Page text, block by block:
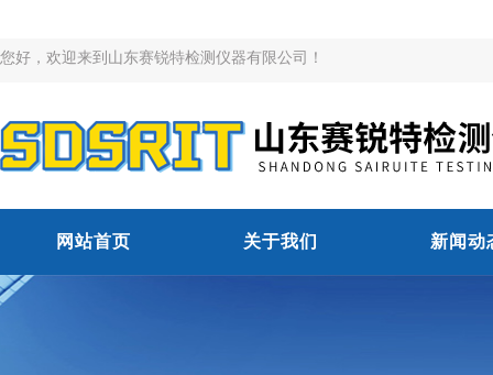
您好，欢迎来到山东赛锐特检测仪器有限公司！
网站首页 关于我们 新闻动